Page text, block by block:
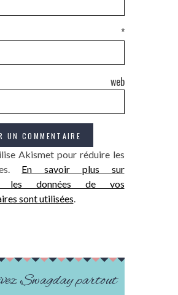
mail *
web
Akismet pour réduire les
En savoir plus sur
les données de vos
sont utilisées
Swagday partout